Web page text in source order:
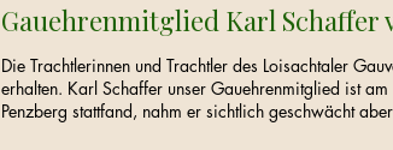
Gauehrenmitglied Karl Schaffer
Die Trachtlerinnen und Trachtler des Loisachtaler
erhalten. Karl Schaffer unser Gauehrenmitglied ist
Penzberg stattfand, nahm er sichtlich geschwächt